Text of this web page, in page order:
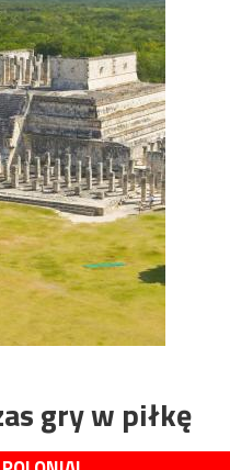
gry w piłkę